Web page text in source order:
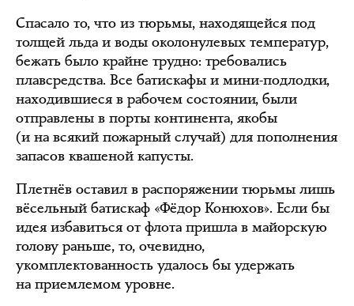
Спасало то, что из тюрьмы, находящейся под
толщей льда и воды околонулевых температур,
бежать было крайне трудно: требовались
плавсредства. Все батискафы и мини-подлодки,
находившиеся в рабочем состоянии, были
отправлены в порты континента, якобы
(и на всякий пожарный случай) для пополнения
запасов квашеной капусты.
Плетнёв оставил в распоряжении тюрьмы лишь
вёсельный батискаф «Фёдор Конюхов». Если бы
идея избавиться от флота пришла в майорскую
голову раньше, то, очевидно,
укомплектованность удалось бы удержать
на приемлемом уровне.